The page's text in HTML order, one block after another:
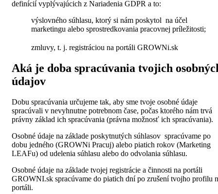
definícií vyplývajúcich z Nariadenia GDPR a to:
výslovného súhlasu, ktorý si nám poskytol na účel
marketingu alebo sprostredkovania pracovnej príležitosti;
zmluvy, t. j. registráciou na portáli GROWNi.sk
Aká je doba spracúvania tvojich
údajov
Dobu spracúvania určujeme tak, aby sme tvoje osobné údaje
spracúvali v nevyhnutne potrebnom čase, počas ktorého nám trvá
právny základ ich spracúvania (právna možnosť ich spracúvania).
Osobné údaje na základe poskytnutých súhlasov spracúvame po
dobu jedného (GROWNi Pracuj) alebo piatich rokov (Marketing
LEAFu) od udelenia súhlasu alebo do odvolania súhlasu.
Osobné údaje na základe tvojej registrácie a činnosti na portáli
GROWNI.sk spracúvame do piatich dní po zrušení tvojho profilu
portáli.